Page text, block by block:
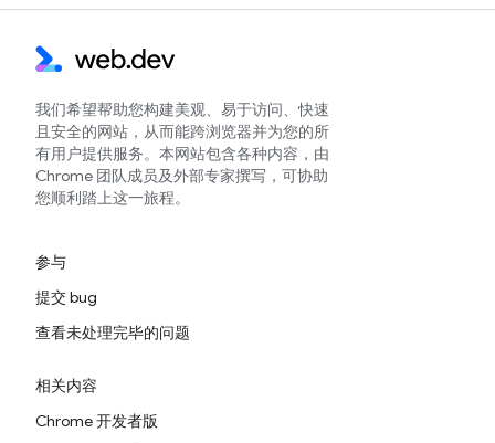
我们希望帮助您构建美观、易于访问、快速
且安全的网站，从而能跨浏览器并为您的所
有用户提供服务。本网站包含各种内容，由
Chrome 团队成员及外部专家撰写，可协助
您顺利踏上这一旅程。
参与
提交 bug
查看未处理完毕的问题
相关内容
Chrome 开发者版